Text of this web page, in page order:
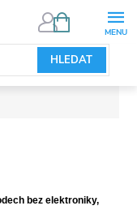
HLEDAT
NÁKUPNÍ
bez elektroniky,